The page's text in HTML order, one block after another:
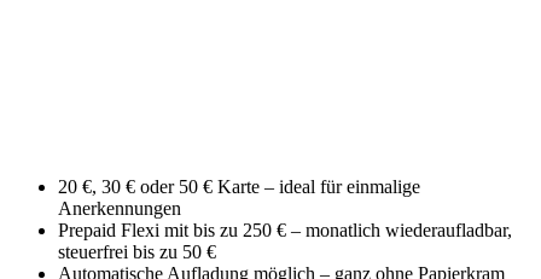
20 €, 30 € oder 50 € Karte – ideal für einmalige
Anerkennungen
Prepaid Flexi mit bis zu 250 € – monatlich wiederaufladbar,
steuerfrei bis zu 50 €
Automatische Aufladung möglich – ganz ohne Papierkram